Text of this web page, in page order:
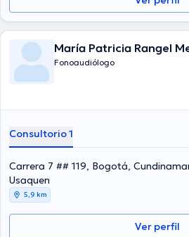
María Patricia Rangel
Fonoaudiólogo
Consultorio 1
Carrera 7 ## 119, Bogotá,
Usaquen
5,9 km
Ver perfil